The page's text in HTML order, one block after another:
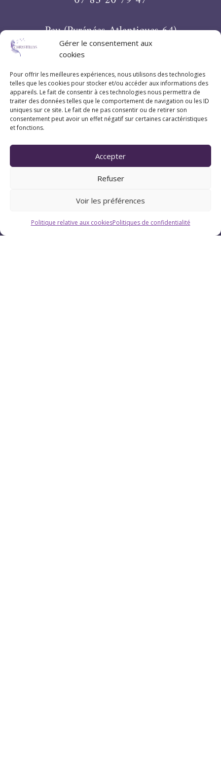
Gérer le consentement aux
cookies
Pour offrir les meilleures expériences, nous utilisons des technologies
telles que les cookies pour stocker et/ou accéder aux informations des
appareils. Le fait de consentir à ces technologies nous permettra de
traiter des données telles que le comportement de navigation ou les ID
uniques sur ce site. Le fait de ne pas consentir ou de retirer son
consentement peut avoir un effet négatif sur certaines caractéristiques
et fonctions.
Accepter
Refuser
Voir les préférences
Politique relative aux cookiesPolitiques de confidentialité
Pau (Pyrénées-Atlantiques 64)